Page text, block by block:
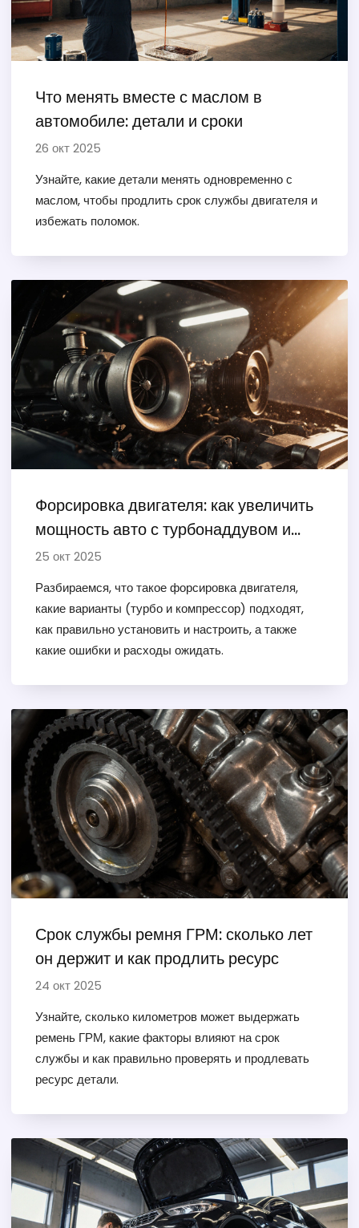
Что менять вместе с маслом в
автомобиле: детали и сроки
26 окт 2025
Узнайте, какие детали менять одновременно с
маслом, чтобы продлить срок службы двигателя и
избежать поломок.
Форсировка двигателя: как увеличить
мощность авто с турбонаддувом и
компрессором
25 окт 2025
Разбираемся, что такое форсировка двигателя,
какие варианты (турбо и компрессор) подходят,
как правильно установить и настроить, а также
какие ошибки и расходы ожидать.
Срок службы ремня ГРМ: сколько лет
он держит и как продлить ресурс
24 окт 2025
Узнайте, сколько километров может выдержать
ремень ГРМ, какие факторы влияют на срок
службы и как правильно проверять и продлевать
ресурс детали.